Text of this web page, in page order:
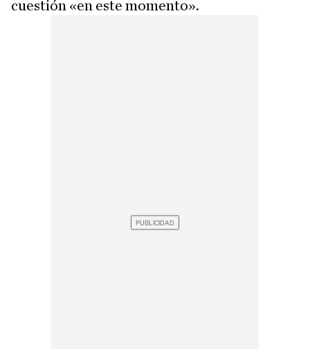
cuestión «en este momento».